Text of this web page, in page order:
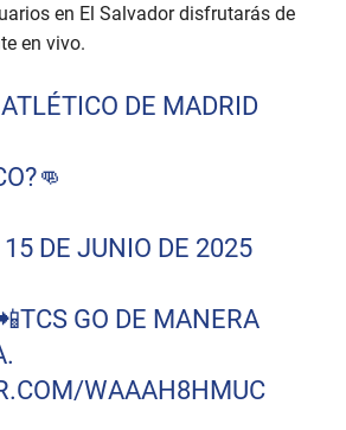
en El Salvador disfrutarás de
en vivo.
DE MADRID
DE JUNIO DE 2025
GO DE MANERA
WAAAH8HMUC